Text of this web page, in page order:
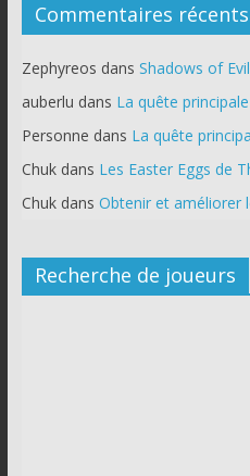
Commentaires récents
Zephyreos dans Shadows of Evil
auberlu dans La quête
Personne dans La quête
Chukdans Les Easter Eggs de
Chukdans Obtenir et améliorer
Recherche de joueurs